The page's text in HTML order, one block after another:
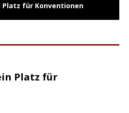
Platz für Konventionen
Platz für